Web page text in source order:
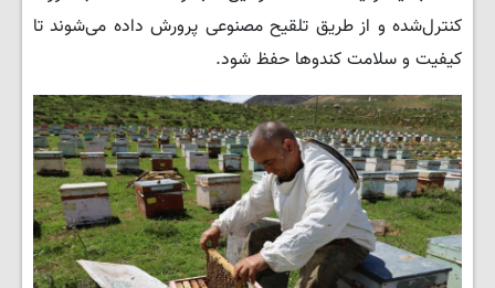
کنترل‌شده و از طریق تلقیح مصنوعی پرورش داده می‌شوند تا
کیفیت و سلامت کندوها حفظ شود.